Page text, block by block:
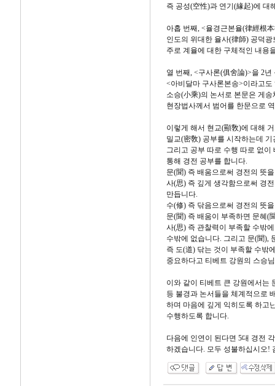
즉 공성(空性)과 연기(緣起)에 대
아홉 번째, <율경근본율(律經根
인도의 위대한 율사(律師) 공덕
주로 계율에 대한 구체적인 내용
열 번째, <구사론(俱舍論)>을 2년
<아비달마 구사론본송>이라고
소승(小乘)의 논서로 본문은 게
현장법사께서 범어를 한문으로
이렇게 해서 현교(顯敎)에 대해
밀교(密敎) 공부를 시작하는데
그리고 공부 따로 수행 따로 없
통해 경전 공부를 합니다.
문(聞) 즉 배움으로써 경전의 뜻
사(思) 즉 깊게 생각함으로써 경
만듭니다.
수(修) 즉 닦음으로써 경전의 뜻
문(聞) 즉 배움이 부족하면 문혜(
사(思) 즉 관찰력이 부족할 수밖
수밖에 없습니다. 그리고 문(聞),
즉 도(道) 닦는 것이 부족할 수밖
중요하다고 티베트 강원의 스승
이와 같이 티베트 큰 강원에서는
등 불경과 논서들을 체계적으로
하며 마음에 깊게 익히도록 하고
수행하도록 합니다.
다음에 인연이 된다면 5대 경전
하겠습니다. 모두 성불하십시오!